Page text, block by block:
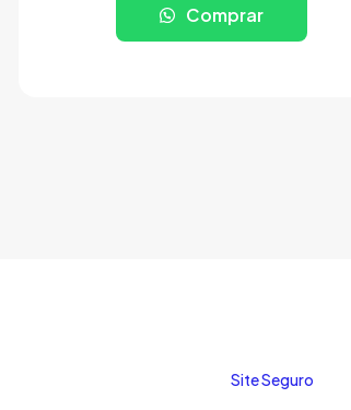
Comprar
Site Seguro